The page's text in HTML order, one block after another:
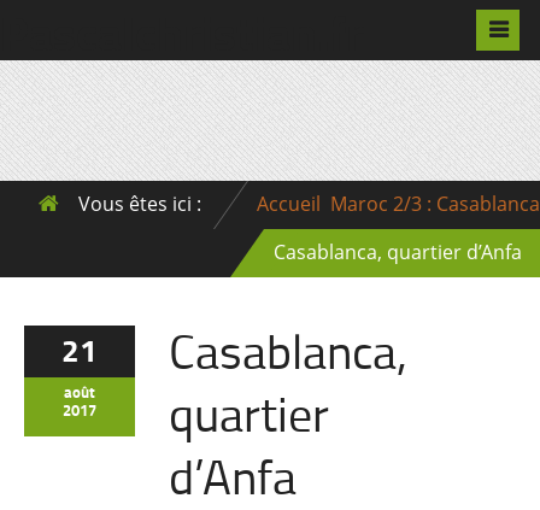
Vous êtes ici : Accueil Maroc 2/3 : Casablanca
Casablanca, quartier d’Anfa
21
août
2017
Casablanca,
quartier
d’Anfa